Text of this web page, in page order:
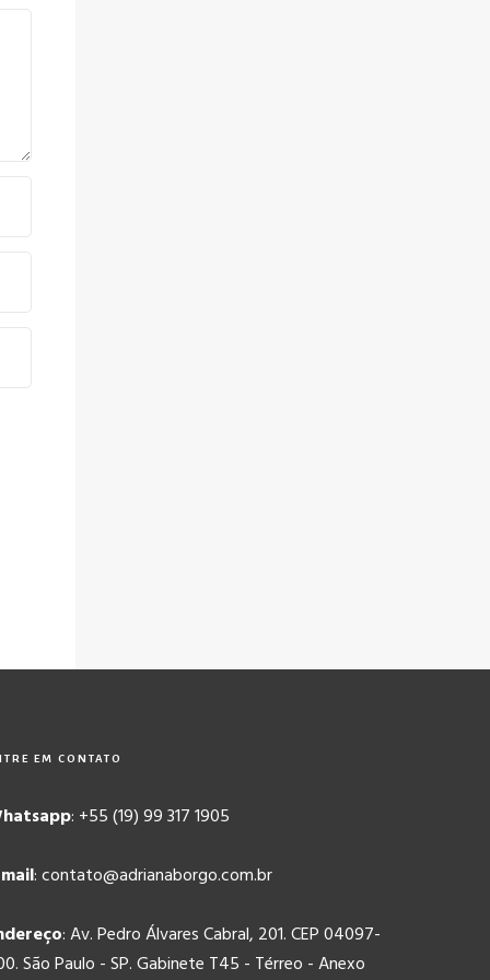
EM CONTATO
: +55 (19) 99 317 1905
: contato@adrianaborgo.com.br
: Av. Pedro Álvares Cabral, 201. CEP 04097-
São Paulo - SP. Gabinete T45 - Térreo - Anexo